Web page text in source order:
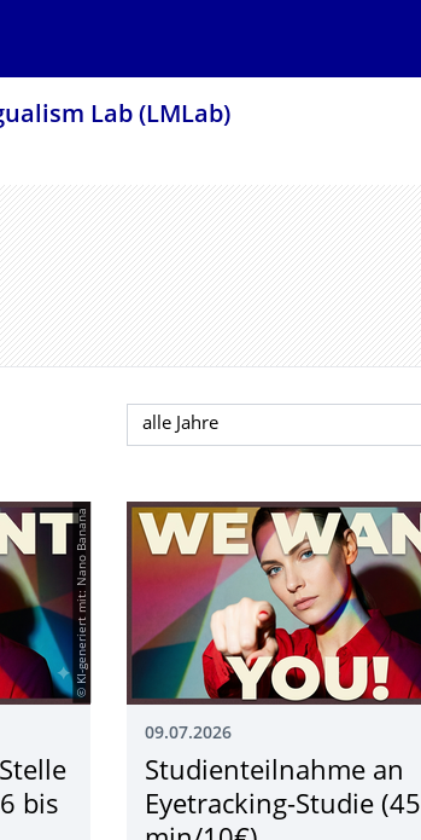
Lab (LMLab)
Jahr auswählen
© KI-generiert mit: Nano Banana
bis
09.07.2026
Studienteilnahme an
Eyetracking-Studie (45